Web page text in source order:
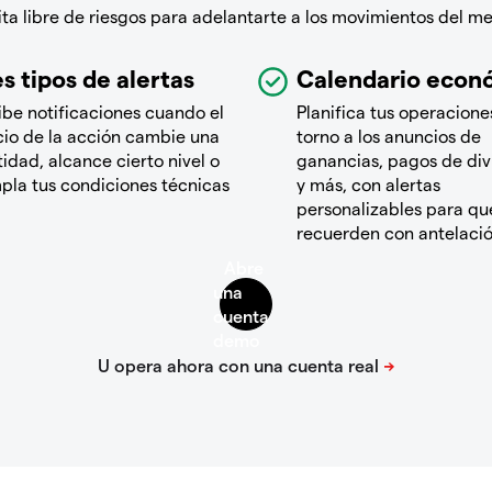
libre de riesgos para adelantarte a los movimientos del
tipos de alertas
notificaciones cuando el
de la acción cambie una
alcance cierto nivel o
tus condiciones técnicas
Calendario
Planifica tus
torno a los anuncios de
ganancias, pagos de
y más, con alertas
personalizables para
recuerden con